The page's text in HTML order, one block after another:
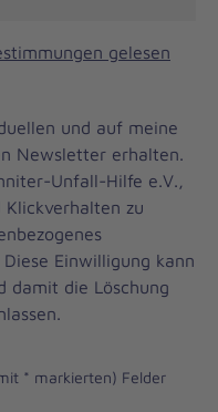
gelesen
und auf meine
Newsletter erhalten.
Unfall-Hilfe e.V.,
zu
Einwilligung kann
damit die Löschung
* markierten) Felder